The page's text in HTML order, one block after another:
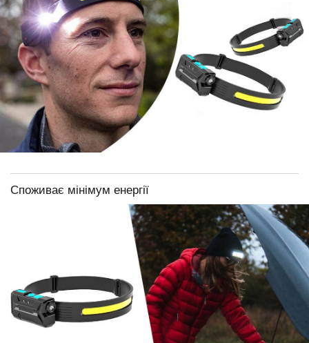
Споживає мінімум енергії